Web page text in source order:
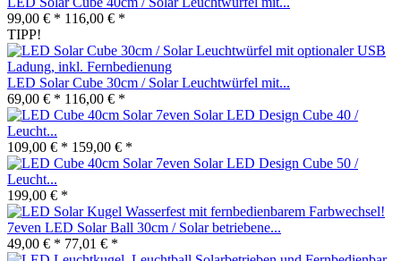
99,00 € * 116,00 € *
TIPP!
LED Solar Cube 30cm / Solar Leuchtwürfel mit...
69,00 € * 116,00 € *
7even Solar LED Design Cube 40 /
Leucht...
109,00 € * 159,00 € *
7even Solar LED Design Cube 50 /
Leucht...
199,00 € *
7even LED Solar Ball 30cm / Solar betriebene...
49,00 € * 77,01 € *